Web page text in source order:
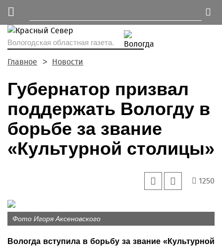
Вологодская областная газета.
Главное Новости
Губернатор призвал
поддержать Вологду в
борьбе за звание
«Культурной столицы»
1250
Фото Игоря Аксеновского
Вологда вступила в борьбу за звание «Культурной